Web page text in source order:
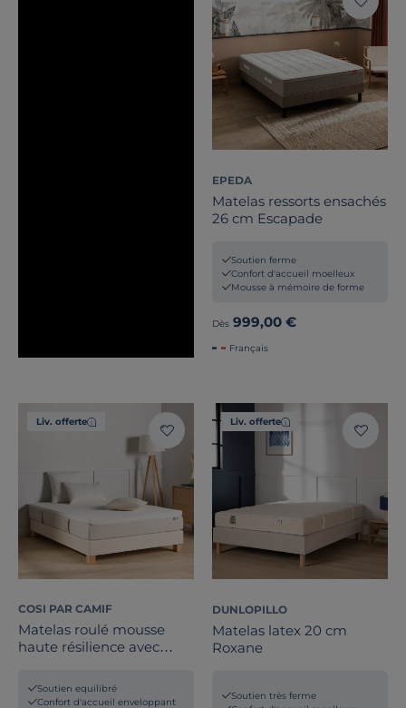
EPEDA
Matelas ressorts ensachés
26 cm Escapade
Soutien ferme
Confort d'accueil moelleux
Mousse à mémoire de forme
Dès 999,00 €
Français
Liv. offerte
COSI PAR CAMIF
Matelas roulé mousse
haute résilience avec
Claire
Soutien equilibré
Confort d'accueil enveloppant
Liv. offerte
DUNLOPILLO
Matelas latex 20 cm
Roxane
Soutien très ferme